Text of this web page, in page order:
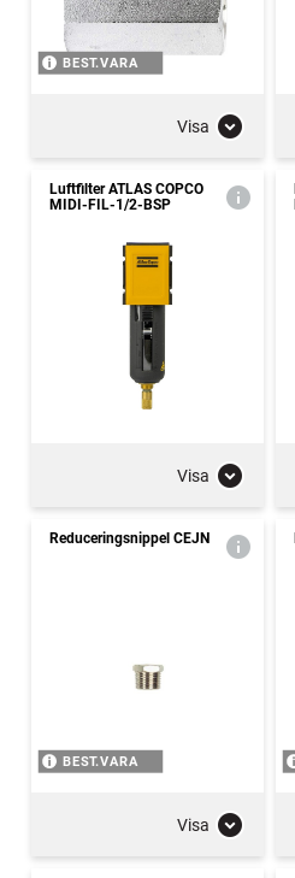
BEST.VARA
Visa
Luftfilter ATLAS COPCO
MIDI-FIL-1/2-BSP
Visa
Reduceringsnippel CEJN
BEST.VARA
Visa